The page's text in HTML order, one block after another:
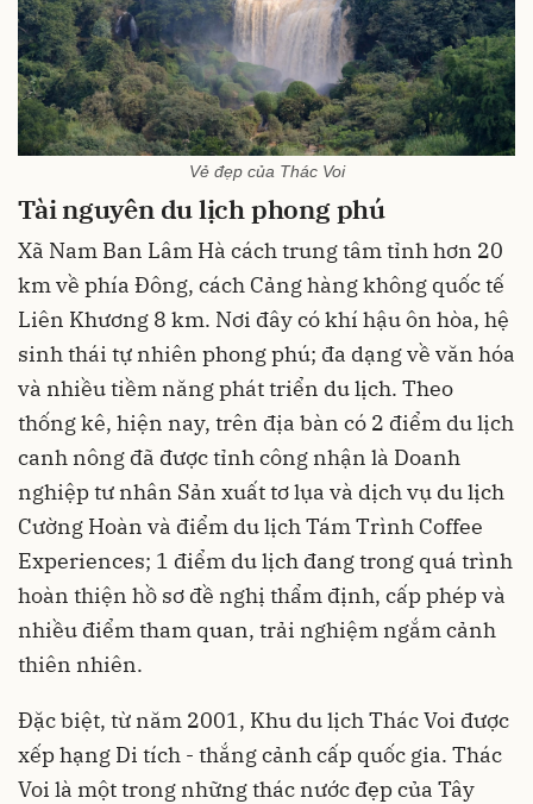
Vẻ đẹp của Thác Voi
Tài nguyên du lịch phong phú
Xã Nam Ban Lâm Hà cách trung tâm tỉnh hơn 20
km về phía Đông, cách Cảng hàng không quốc tế
Liên Khương 8 km. Nơi đây có khí hậu ôn hòa, hệ
sinh thái tự nhiên phong phú; đa dạng về văn hóa
và nhiều tiềm năng phát triển du lịch. Theo
thống kê, hiện nay, trên địa bàn có 2 điểm du lịch
canh nông đã được tỉnh công nhận là Doanh
nghiệp tư nhân Sản xuất tơ lụa và dịch vụ du lịch
Cường Hoàn và điểm du lịch Tám Trình Coffee
Experiences; 1 điểm du lịch đang trong quá trình
hoàn thiện hồ sơ đề nghị thẩm định, cấp phép và
nhiều điểm tham quan, trải nghiệm ngắm cảnh
thiên nhiên.
Đặc biệt, từ năm 2001, Khu du lịch Thác Voi được
xếp hạng Di tích - thắng cảnh cấp quốc gia. Thác
Voi là một trong những thác nước đẹp của Tây